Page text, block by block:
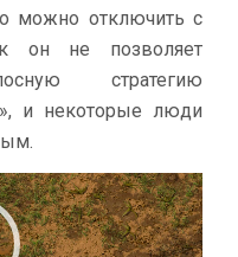
можно отключить с
он не позволяет
стратегию
и некоторые люди